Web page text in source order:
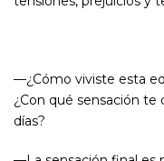
—¿Cómo viviste esta
¿Con qué sensación te
días?